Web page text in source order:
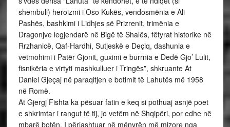
shembull) heroizmi i Oso Kukës, vendosmënia e Ali
Pashës, bashkimi i Lidhjes së Prizrenit, trimënia e
Dragonjve legjendarë në Bigë të Shalës, fëtyrat historike në
Rrzhanicë, Qaf-Hardhi, Sutjeskë e Deçiq, dashunia e
vetmohimi i Patër Gjonit, guximi e burrnia e Dedë Gjo’ Lulit,
fisnikëria e virtyti mashkulluer i Tringës”, shkruante At
Daniel Gjeçaj në paraqitjen e botimit të Lahutës më 1958
në Romë.
At Gjergj Fishta ka pësuar fatin e keq si pothuaj asnjë poet
e shkrimtar i rangut të tij, jo vetëm në Shqipëri, por edhe në
mbarë botën. I përjashtuar në mënyrën më mizore nga